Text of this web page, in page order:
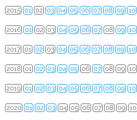
2015 01 02 03 04 05 06 07 08 09 10
2016 01 02 03 04 05 06 07 08 09 10
2017 01 02 03 04 05 06 07 08 09 10
2018 01 02 03 04 05 06 07 08 09 10
2019 01 02 03 04 05 06 07 08 09 10
2020 01 02 03 04 05 06 07 08 09 10